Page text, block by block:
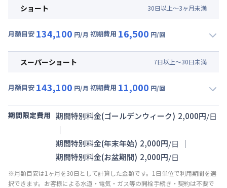
その他費用 :
月額賃料目安(30日利用)
光熱費他 : 21,000円/月 (700円/日) (税抜)
その他費用 :
ショート 30日以上～3ヶ月未満
月額目安 134,100 円/月 初期費用 16,500 円/回
月額賃料目安(30日利用)
光熱費他 : 21,000円/月 (700円/日) (税抜)
その他費用 :
15,000円/月 (500円/日)
スーパーショート 7日以上～30日未満
月額目安 143,100 円/月 初期費用 11,000 円/回
月額賃料目安(30日利用)
105,000円/月 (3,500円/日)
21,000円/月 (700円/日) (税抜)
10,000円/回 (税抜)
その他費用 :
管理費: 15,000円/月 (500円/日)
期間限定費用 期間特別料金(ゴールデンウィーク) 2,000円/日
｜
期間特別料金(年末年始) 2,000円/日 ｜
期間特別料金(お盆期間) 2,000円/日
※月額目安は1ヶ月を30日として計算した金額です。1日単位で利用期間を選
択できます。お客様による水道・電気・ガス等の開栓手続き・契約は不要で